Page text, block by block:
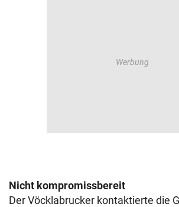
Nicht kompromissbereit
Der Vöcklabrucker kontaktierte die